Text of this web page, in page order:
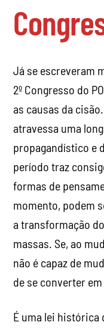
Já se escreveram
2º Congresso do
as causas da
atravessa uma
propagandístico e
período traz
formas de
momento, podem
a transformação
massas. Se, ao
não é capaz de
de se converter
É uma lei histórica